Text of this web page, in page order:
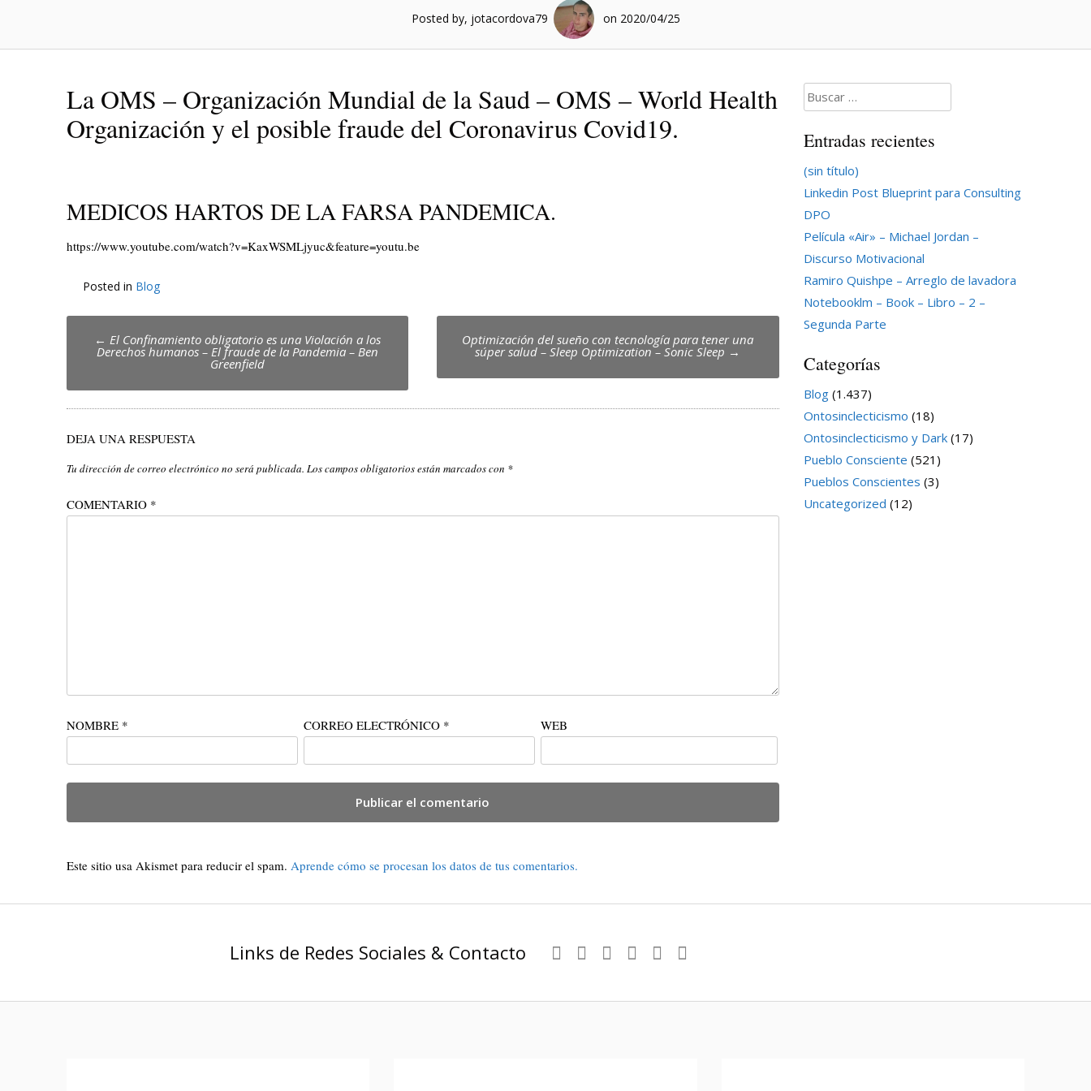
Posted by, jotacordova79 on 2020/04/25
La OMS – Organización Mundial de la Saud – OMS – World Health
Organización y el posible fraude del Coronavirus Covid19.
MEDICOS HARTOS DE LA FARSA PANDEMICA.
https://www.youtube.com/watch?v=KaxWSMLjyuc&feature=youtu.be
Posted in Blog
Post
navigation
← El Confinamiento obligatorio es una Violación a los
Derechos humanos – El fraude de la Pandemia – Ben
Greenfield
Optimización del sueño con tecnología para tener una
súper salud – Sleep Optimization – Sonic Sleep →
DEJA UNA RESPUESTA
Tu dirección de correo electrónico no será publicada. Los campos obligatorios están marcados con *
COMENTARIO *
NOMBRE * CORREO ELECTRÓNICO * WEB
Este sitio usa Akismet para reducir el spam. Aprende cómo se procesan los datos de tus comentarios.
Buscar:
Entradas recientes
(sin título)
Linkedin Post Blueprint para Consulting
DPO
Película «Air» – Michael Jordan –
Discurso Motivacional
Ramiro Quishpe – Arreglo de lavadora
Notebooklm – Book – Libro – 2 –
Segunda Parte
Categorías
Blog(1.437)
Ontosinclecticismo (18)
Ontosinclecticismo y Dark(17)
Pueblo Consciente (521)
Pueblos Conscientes (3)
Uncategorized (12)
Links de Redes Sociales & Contacto